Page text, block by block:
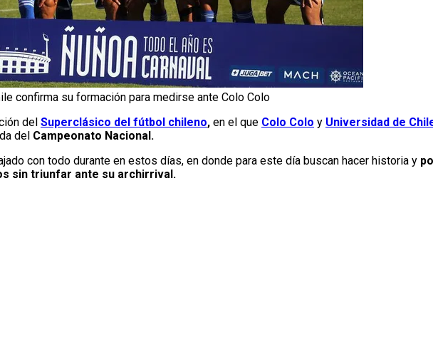
confirma su formación para medirse ante Colo Colo
del Superclásico del fútbol chileno, en el que Colo Colo y Universidad de
del Campeonato Nacional.
con todo durante en estos días, en donde para este día buscan hacer historia y
sin triunfar ante su archirrival.